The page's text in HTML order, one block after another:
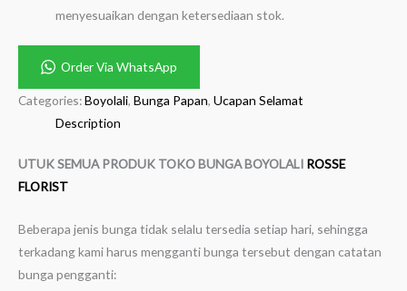
menyesuaikan dengan ketersediaan stok.
Order Via WhatsApp
Categories:Boyolali, Bunga Papan, Ucapan Selamat
Description
UTUK SEMUA PRODUK TOKO BUNGA BOYOLALI ROSSE
FLORIST
Beberapa jenis bunga tidak selalu tersedia setiap hari, sehingga
terkadang kami harus mengganti bunga tersebut dengan catatan
bunga pengganti: